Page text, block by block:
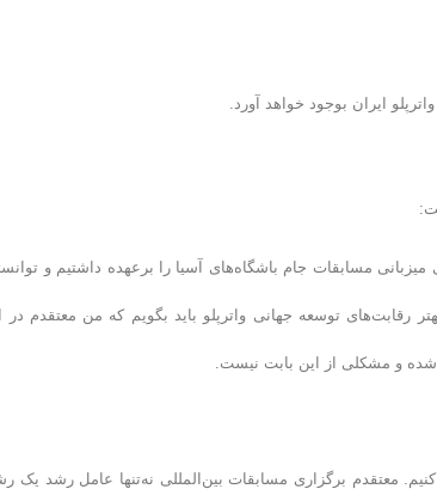
ایران بوجود خواهد آورد.
مسابقات جام باشگاه‌های آسیا را برعهده داشتیم و
رقابت‌های توسعه جهانی واترپلو باید بگویم که من معتقدم در
و مشکلی از این بابت نیست.
معتقدم برگزاری مسابقات بین‌المللی نه‌تنها عامل رشد یک